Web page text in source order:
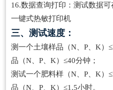
16.数据查询打印：测试数据
一键式热敏打印机
三、测试速度：
测一个土壤样品（N、P、K）
品（N、P、K）≤40分钟；
测试一个肥料样（N、P、K）
品（N、P、K）≤1.5小时。